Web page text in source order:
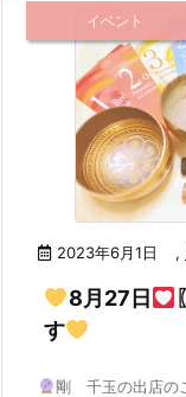
2023年6月1日
イベント
,
8月27日
す
剛 千玉の出店の